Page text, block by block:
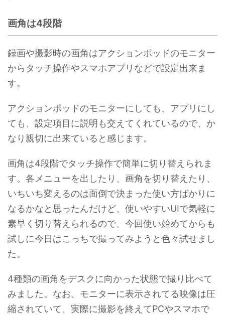
画角は4段階
録画や撮影時の画角はアクションポッドのモニター
からタッチ操作やスマホアプリなどで設定出来ま
す。
アクションポッドのモニターにしても、アプリにし
ても、設定項目に説明も交えてくれているので、か
なり親切に出来ていると感じます。
画角は4段階でタッチ操作で簡単に切り替えられま
す。各メニューを出したり、画角を切り替えたり、
いちいち変えるのは面倒で決まった使い方ばかりに
なるかなと思ったんだけど、使いやすいUIで気軽に
素早く切り替えられるので、今回使い始めてからも
試しに今日はこっちで撮ってみようと色々試せまし
た。
4種類の画角をデスクに向かった状態で撮り比べて
みました。なお、モニターに表示されてる映像は圧
縮されていて、実際に撮影を終えてPCやスマホで